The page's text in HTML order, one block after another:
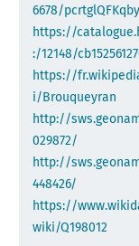
6678/
https://
:/12148/
https://
i/Brouqueyran
http://
029872/
http://
448426/
https://
wiki/Q198012